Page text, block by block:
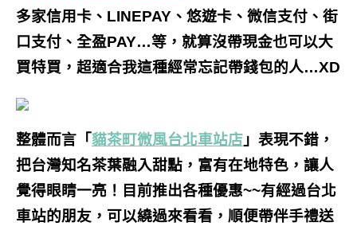
多家信用卡、LINEPAY、悠遊卡、微信支付、街
口支付、全盈PAY…等，就算沒帶現金也可以大
買特買，超適合我這種經常忘記帶錢包的人…XD
整體而言「貓茶町微風台北車站店 」表現不錯，
把台灣知名茶葉融入甜點，富有在地特色，讓人
覺得眼睛一亮！目前推出各種優惠~~有經過台北
車站的朋友，可以繞過來看看，順便帶伴手禮送